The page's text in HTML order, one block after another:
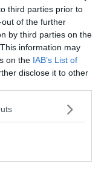
third parties prior to
of the further
by third parties on the
information may
on the IAB’s List of
disclose it to other
faire et voir
à Nice
locations Airbnb